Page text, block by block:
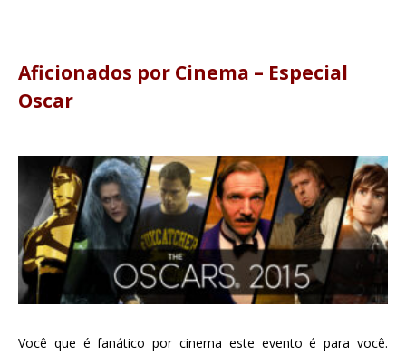
Aficionados por Cinema – Especial
Oscar
Você que é fanático por cinema este evento é para você.